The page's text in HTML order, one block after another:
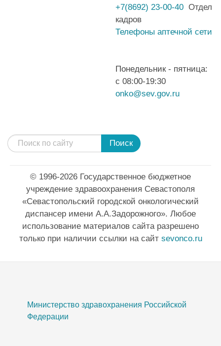
+7(8692) 23-00-40 Отдел
кадров
Телефоны аптечной сети
Понедельник - пятница:
с 08:00-19:30
onko@sev.gov.ru
Поиск
© 1996-2026 Государственное бюджетное
учреждение здравоохранения Севастополя
«Севастопольский городской онкологический
диспансер имени А.А.Задорожного». Любое
использование материалов сайта разрешено
только при наличии ссылки на сайт sevonco.ru
Министерство здравохранения Российской
Федерации